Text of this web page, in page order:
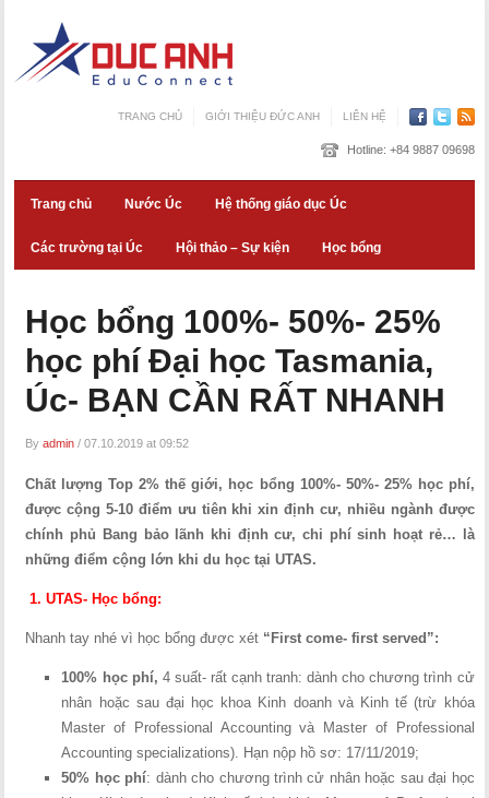
TRANG CHỦ GIỚI THIỆU ĐỨC ANH LIÊN HỆ
Hotline: +84 9887 09698
Trang chủ Nước Úc Hệ thống giáo dục Úc
Các trường tại Úc Hội thảo – Sự kiện Học bổng
Học bổng 100%- 50%- 25%
học phí Đại học Tasmania,
Úc- BẠN CẦN RẤT NHANH
Byadmin /07.10.2019 at 09:52
Chất lượng Top 2% thế giới, học bổng 100%- 50%- 25% học phí,
được cộng 5-10 điểm ưu tiên khi xin định cư, nhiều ngành được
chính phủ Bang bảo lãnh khi định cư, chi phí sinh hoạt rẻ… là
những điểm cộng lớn khi du học tại UTAS.
1.UTAS- Học bổng:
Nhanh tay nhé vì học bổng được xét “First come- first served”:
100% học phí, 4 suất- rất cạnh tranh: dành cho chương trình cử
nhân hoặc sau đại học khoa Kinh doanh và Kinh tế (trừ khóa
Master of Professional Accounting và Master of Professional
Accounting specializations). Hạn nộp hồ sơ: 17/11/2019;
50% học phí: dành cho chương trình cử nhân hoặc sau đại học